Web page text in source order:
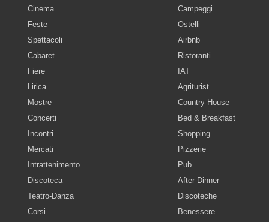
Cinema
Feste
Spettacoli
Cabaret
Fiere
Lirica
Mostre
Concerti
Incontri
Mercati
Intrattenimento
Discoteca
Teatro-Danza
Corsi
Campeggi
Ostelli
Airbnb
Ristoranti
IAT
Agriturist
Country House
Bed & Breakfast
Shopping
Pizzerie
Pub
After Dinner
Discoteche
Benessere